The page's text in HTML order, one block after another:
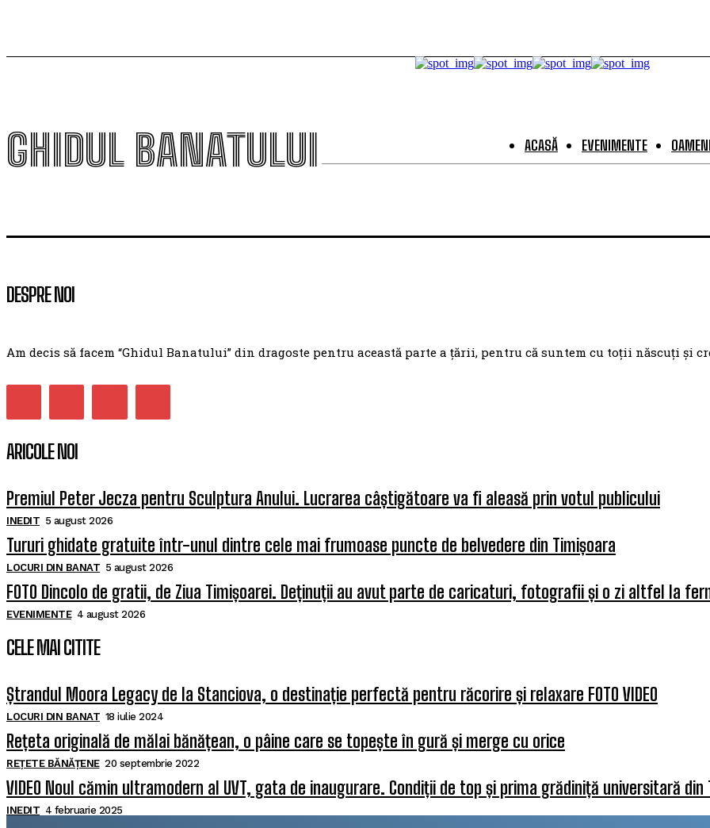
GHIDUL BANATULUI ACASĂ EVENIMENTE
DESPRE NOI
Am decis să facem “Ghidul Banatului” din dragoste pentru această parte a țării, pentru că suntem cu toții născuți și
ARICOLE NOI
Premiul Peter Jecza pentru Sculptura Anului. Lucrarea câștigătoare va fi aleasă prin votul publicului
INEDIT 5 august 2026
Tururi ghidate gratuite într-unul dintre cele mai frumoase puncte de belvedere din Timișoara
LOCURI DIN BANAT 5 august 2026
FOTO Dincolo de gratii, de Ziua Timișoarei. Deținuții au avut parte de caricaturi, fotografii și o zi altfel la
EVENIMENTE 4 august 2026
CELE MAI CITITE
Ștrandul Moora Legacy de la Stanciova, o destinație perfectă pentru răcorire și relaxare FOTO VIDEO
LOCURI DIN BANAT 18 iulie 2024
Rețeta originală de mălai bănățean, o pâine care se topește în gură și merge cu orice
REȚETE BĂNĂȚENE 20 septembrie 2022
VIDEO Noul cămin ultramodern al UVT, gata de inaugurare. Condiții de top și prima grădiniță universitară din
INEDIT 4 februarie 2025